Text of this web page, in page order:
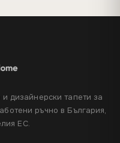
дизайнерски тапети за
ръчно в България,
ЕС.